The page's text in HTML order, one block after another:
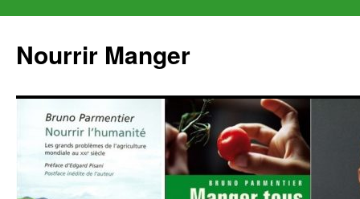
contenu
Nourrir Manger